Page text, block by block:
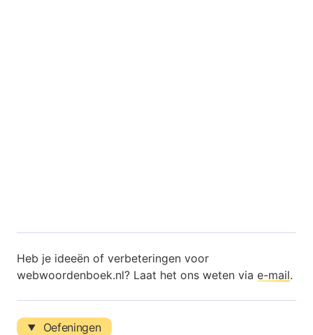
Heb je ideeën of verbeteringen voor
webwoordenboek.nl? Laat het ons weten via e-mail.
Oefeningen